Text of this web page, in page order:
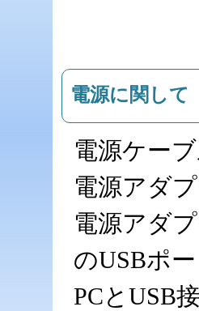
電源に関して
電源ケー
電源アダ
電源アダ
のUSBポ
PCとUSB